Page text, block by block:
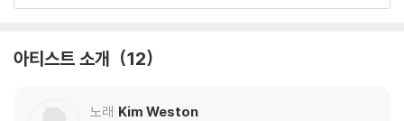
아티스트 소개 12
노래 Kim Weston